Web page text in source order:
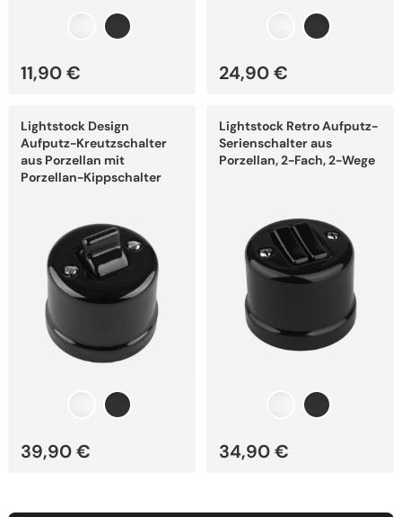
11,90€ 24,90€
Lightstock Design
Aufputz-Kreutzschalter
aus Porzellan mit
Porzellan-Kippschalter
39,90€
Produkt
weist
mehrere
Varianten
auf.
Produktseite
gewählt
werden
Lightstock Retro Aufputz-
Serienschalter aus
Porzellan, 2-Fach, 2-Wege
34,90€
Produkt
weist
mehrere
Varianten
Produktseite
gewählt
werden